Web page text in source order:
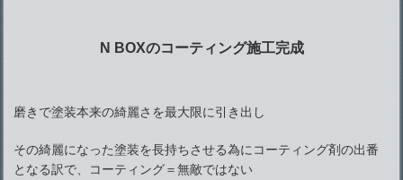
N BOXのコーティング施工完成
磨きで塗装本来の綺麗さを最大限に引き出し
その綺麗になった塗装を長持ちさせる為にコーティング剤の出番
となる訳で、コーティング＝無敵ではない